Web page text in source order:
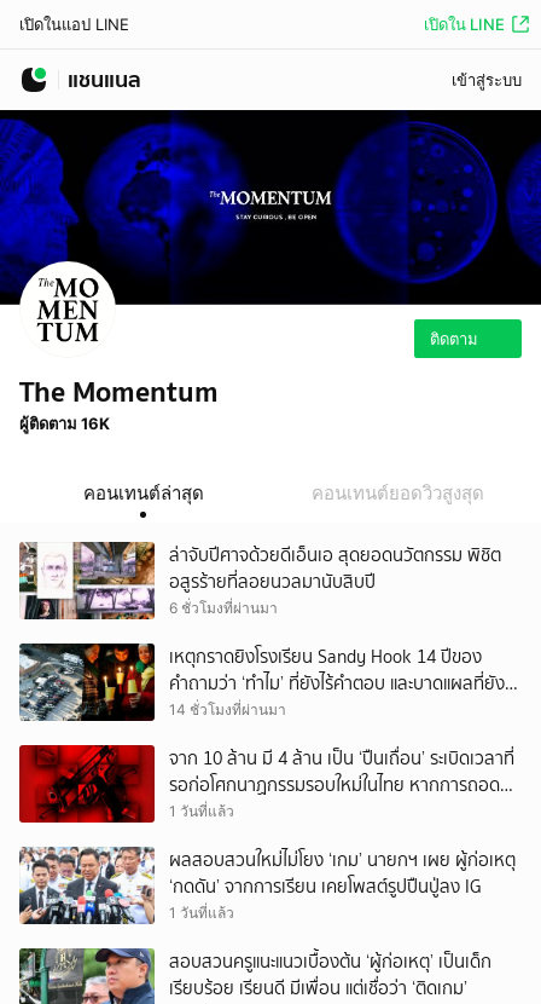
เปิดในแอป LINE เปิดใน LINE
แชนแนล เข้าสู่ระบบ
ติดตาม
The Momentum
ผู้ติดตาม 16K
คอนเทนต์ล่าสุด คอนเทนต์ยอดวิวสูงสุด
ล่าจับปีศาจด้วยดีเอ็นเอ สุดยอดนวัตกรรม พิชิต
อสูรร้ายที่ลอยนวลมานับสิบปี
6 ชั่วโมงที่ผ่านมา
เหตุกราดยิงโรงเรียน Sandy Hook 14 ปีของ
คำถามว่า ‘ทำไม’ ที่ยังไร้คำตอบ และบาดแผลที่ยัง
ทวงความรับผิดชอบไม่จบ
14 ชั่วโมงที่ผ่านมา
จาก 10 ล้าน มี 4 ล้าน เป็น ‘ปืนเถื่อน’ ระเบิดเวลาที่
รอก่อโศกนาฏกรรมรอบใหม่ในไทย หากการถอดบท
เรียนของรัฐเป็นเพียง ‘ลมปาก’
1 วันที่แล้ว
ผลสอบสวนใหม่ไม่โยง ‘เกม’ นายกฯ เผย ผู้ก่อเหตุ
‘กดดัน’ จากการเรียน เคยโพสต์รูปปืนปู่ลง IG
1 วันที่แล้ว
สอบสวนครูแนะแนวเบื้องต้น ‘ผู้ก่อเหตุ’ เป็นเด็ก
เรียบร้อย เรียนดี มีเพื่อน แต่เชื่อว่า ‘ติดเกม’